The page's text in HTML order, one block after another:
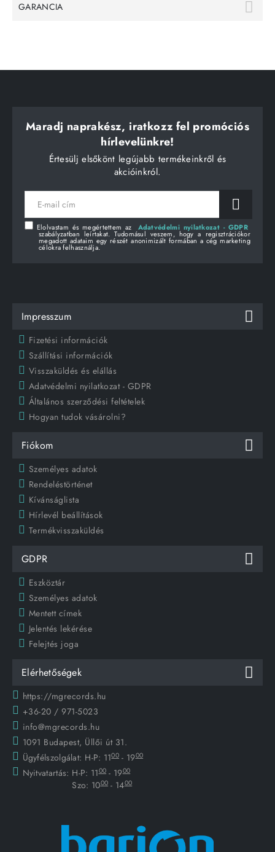
GARANCIA
Maradj naprakész, iratkozz fel promóciós
hírlevelünkre!
Értesülj elsőkönt legújabb termékeinkről és
akcióinkról.
E-
mail
Elolvastam és megértettem az Adatvédelmi nyilatkozat - GDPR
szabályzatban leírtakat. Tudomásul veszem, hogy a regisztrációkor
megadott adataim egy részét anonimizált formában a cég marketing
célokra felhasználja.
Impresszum
Fizetési információk
Szállítási információk
Visszaküldés és elállás
Adatvédelmi nyilatkozat - GDPR
Általános szerződési feltételek
Hogyan tudok vásárolni?
Fiókom
Személyes adatok
Rendeléstörténet
Kívánságlista
Hírlevél beállítások
Termékvisszaküldés
GDPR
Eszköztár
Személyes adatok
Mentett címek
Jelentés lekérése
Felejtés joga
Elérhetőségek
https://mgrecords.hu
+36-20 / 971-5023
info@mgrecords.hu
1091 Budapest, Üllői út 31.
Ügyfélszolgálat: H-P: 1100 - 1900
Nyitvatartás: H-P: 1100 - 1900
Szo: 1000 - 1400